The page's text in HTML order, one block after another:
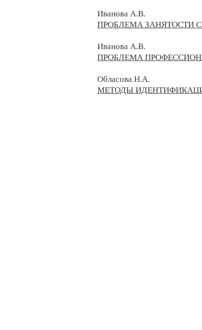
Иванова А.В.
ПРОБЛЕМА ЗАНЯТОСТИ
Иванова А.В.
ПРОБЛЕМА
Обласова Н.А.
МЕТОДЫ